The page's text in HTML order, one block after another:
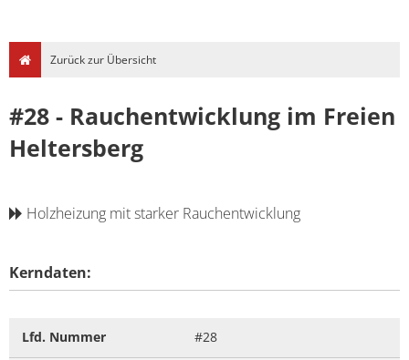
Zurück zur Übersicht
#28 - Rauchentwicklung im Freien
Heltersberg
Holzheizung mit starker Rauchentwicklung
Kerndaten:
Lfd. Nummer #28